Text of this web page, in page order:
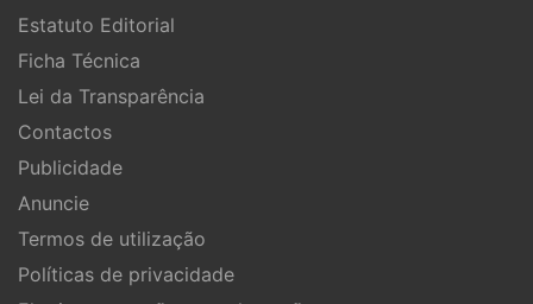
Estatuto Editorial
Ficha Técnica
Lei da Transparência
Contactos
Publicidade
Anuncie
Termos de utilização
Políticas de privacidade